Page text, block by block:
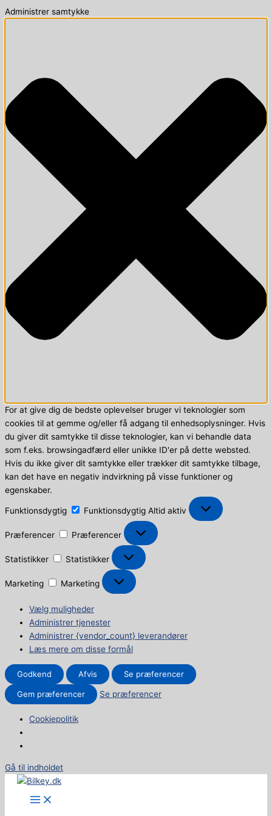
Administrer samtykke
For at give dig de bedste oplevelser bruger vi teknologier som
cookies til at gemme og/eller få adgang til enhedsoplysninger. Hvis
du giver dit samtykke til disse teknologier, kan vi behandle data
som f.eks. browsingadfærd eller unikke ID'er på dette websted.
Hvis du ikke giver dit samtykke eller trækker dit samtykke tilbage,
kan det have en negativ indvirkning på visse funktioner og
egenskaber.
Funktionsdygtig Funktionsdygtig Altid aktiv
Præferencer Præferencer
Statistikker Statistikker
Marketing Marketing
Vælg muligheder
Administrer tjenester
Administrer {vendor_count} leverandører
Læs mere om disse formål
Godkend Afvis Se præferencer
Gem præferencer Se præferencer
Cookiepolitik
Gå til indholdet